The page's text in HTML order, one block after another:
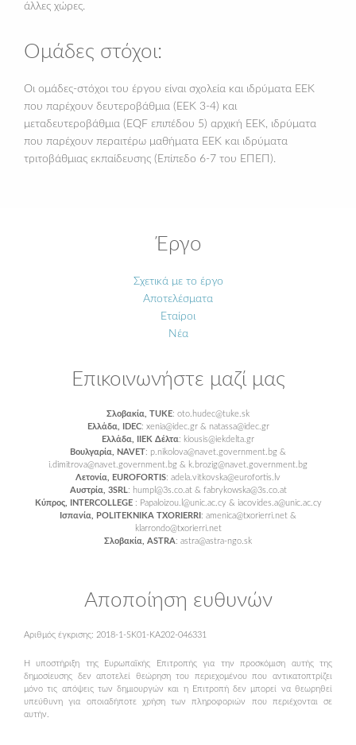
άλλες χώρες.
Ομάδες στόχοι:
Οι ομάδες-στόχοι του έργου είναι σχολεία και ιδρύματα ΕΕΚ
που παρέχουν δευτεροβάθμια (ΕΕΚ 3-4) και
μεταδευτεροβάθμια (EQF επιπέδου 5) αρχική ΕΕΚ, ιδρύματα
που παρέχουν περαιτέρω μαθήματα ΕΕΚ και ιδρύματα
τριτοβάθμιας εκπαίδευσης (Επίπεδο 6-7 του ΕΠΕΠ).
Έργο
Σχετικά με το έργο
Αποτελέσματα
Εταίροι
Νέα
Επικοινωνήστε μαζί μας
Σλοβακία, TUKE: oto.hudec@tuke.sk
Ελλάδα, IDEC: xenia@idec.gr & natassa@idec.gr
Ελλάδα, IIEK Δέλτα: kiousis@iekdelta.gr
Βουλγαρία, NAVET: p.nikolova@navet.government.bg &
i.dimitrova@navet.government.bg & k.brozig@navet.government.bg
Λετονία, EUROFORTIS: adela.vitkovska@eurofortis.lv
Αυστρία, 3SRL: humpl@3s.co.at & fabrykowska@3s.co.at
Κύπρος, INTERCOLLEGE : Papaloizou.l@unic.ac.cy & iacovides.a@unic.ac.cy
Ισπανία, POLITEKNIKA TXORIERRI : amenica@txorierri.net &
klarrondo@txorierri.net
Σλοβακία, ASTRA: astra@astra-ngo.sk
Αποποίηση ευθυνών
Αριθμός έγκρισης: 2018-1-SK01-KA202-046331
Η υποστήριξη της Ευρωπαϊκής Επιτροπής για την προσκόμιση αυτής της
δημοσίευσης δεν αποτελεί θεώρηση του περιεχομένου που αντικατοπτρίζει
μόνο τις απόψεις των δημιουργών και η Επιτροπή δεν μπορεί να θεωρηθεί
υπεύθυνη για οποιαδήποτε χρήση των πληροφοριών που περιέχονται σε
αυτήν.